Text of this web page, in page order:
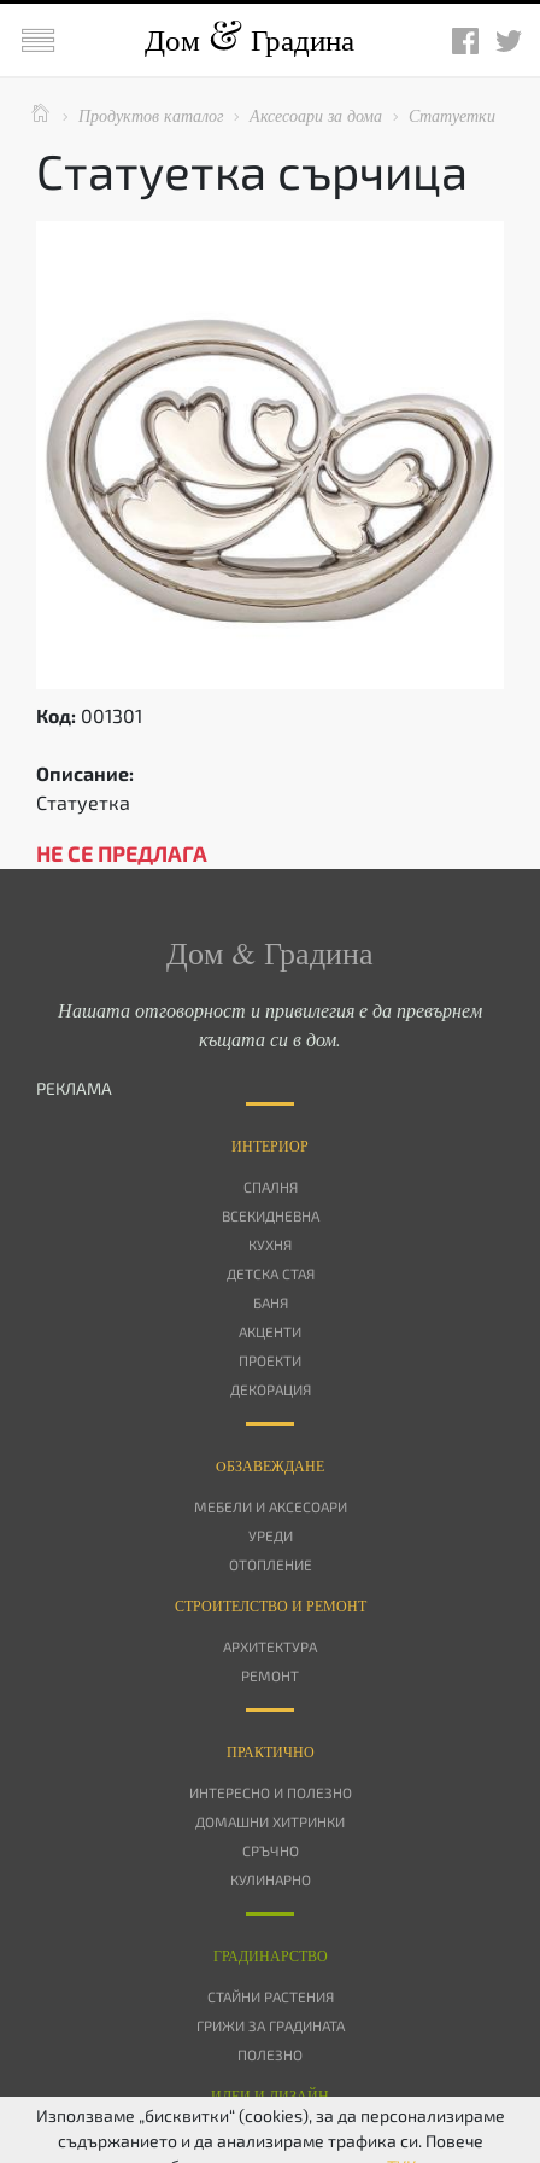
 Дом Градина
  Продуктов каталог  Аксесоари за дома  Статуетки
Статуетка сърчица
Код: 001301
Описание:
Статуетка
НЕ СЕ ПРЕДЛАГА
Дом & Градина
Нашата отговорност и привилегия е да превърнем
къщата си в дом.
РЕКЛАМА
ИНТЕРИОР
СПАЛНЯ
ВСЕКИДНЕВНА
КУХНЯ
ДЕТСКА СТАЯ
БАНЯ
АКЦЕНТИ
ПРОЕКТИ
ДЕКОРАЦИЯ
OБЗАВЕЖДАНЕ
МЕБЕЛИ И АКСЕСОАРИ
УРЕДИ
ОТОПЛЕНИЕ
СТРОИТЕЛСТВО И РЕМОНТ
АРХИТЕКТУРА
РЕМОНТ
ПРАКТИЧНО
ИНТЕРЕСНО И ПОЛЕЗНО
ДОМАШНИ ХИТРИНКИ
СРЪЧНО
КУЛИНАРНО
ГРАДИНАРСТВО
СТАЙНИ РАСТЕНИЯ
ГРИЖИ ЗА ГРАДИНАТА
ПОЛЕЗНО
ИДЕИ И ДИЗАЙН
ПОВЕРИТЕЛНОСТ БИСКВИТКИ КОНТАКТИ
Използваме „бисквитки“ (cookies), за да персонализираме
съдържанието и да анализираме трафика си. Повече